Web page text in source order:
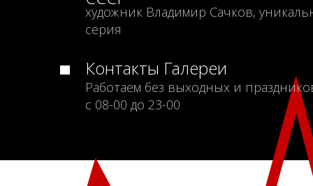
художник Владимир Сачков,
серия
Контакты Галереи
Работаем без выходных и
с 08-00 до 23-00